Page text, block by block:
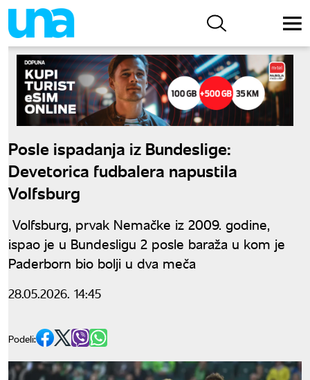
Posle ispadanja iz Bundeslige:
Devetorica fudbalera napustila
Volfsburg
Volfsburg, prvak Nemačke iz 2009. godine,
ispao je u Bundesligu 2 posle baraža u kom je
Paderborn bio bolji u dva meča
28.05.2026. 14:45
Podeli: